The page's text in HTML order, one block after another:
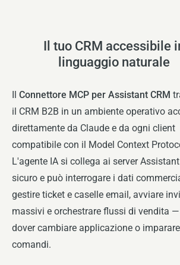
Il tuo CRM accessibile
linguaggio naturale
Il Connettore MCP per Assistant CRM
il CRM B2B in un ambiente operativo
direttamente da Claude e da ogni client
compatibile con il Model Context
L'agente IA si collega ai server
sicuro e può interrogare i dati
gestire ticket e caselle email, avviare
massivi e orchestrare flussi di vendita
dover cambiare applicazione o
comandi.